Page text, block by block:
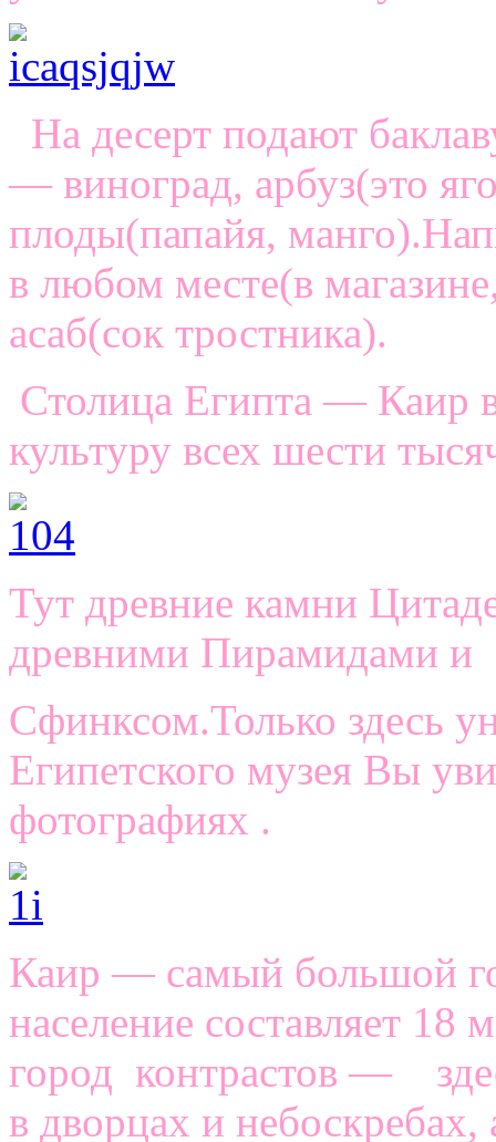
На десерт подают
— виноград, арбуз(это
плоды(папайя,
в любом месте(в
асаб(сок тростника).
Столица Египта — Каир
культуру всех шести
Тут древние камни
древними Пирамидами и
Сфинксом.Только здесь
Египетского музея Вы
фотографиях .
Каир — самый большой
население составляет
город контрастов —
в дворцах и небоскребах,